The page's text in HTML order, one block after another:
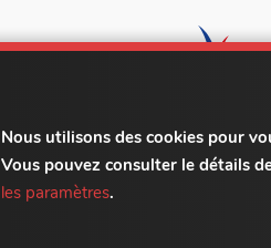
Nous utilisons des cookies pour
Vous pouvez consulter le détails
les paramètres.